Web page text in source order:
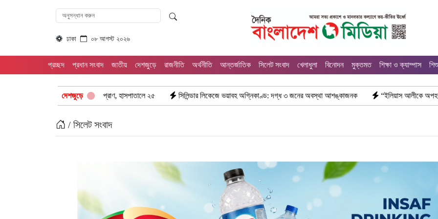
ঢাকা ০৮ আগস্ট ২০২৬
প্রচ্ছদ প্রধান সংবাদ জাতীয় দেশজুড়ে রাজনীতি অর্থনীতি আন্তর্জাতিক সিলেট সংবাদ খেলাধুলা বিনোদন মুক্তমত শিক্ষা ও ক্যাম্পাস
দেশজুড়ে
ঝরে গেল ৮টি তাজা প্রাণ, হাসপাতালে ২৫ সিলিন্ডার লিকেজে ভয়াবহ অগ্নিকাণ্ড: দগ্ধ ৩ জনের অবস্থা আশঙ্কাজনক “ইলিয়াস আলীকে অপহরণ-হত্যা মামলা:
/ সিলেট সংবাদ